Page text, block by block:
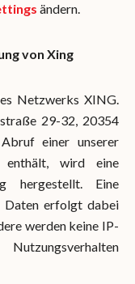
ändern.
von Xing
Netzwerks XING.
29-32, 20354
einer unserer
enthält, wird eine
hergestellt. Eine
Daten erfolgt dabei
werden keine IP-